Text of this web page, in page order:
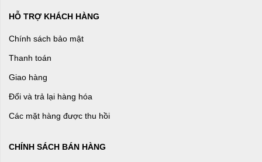
HỖ TRỢ KHÁCH HÀNG
Chính sách bảo mật
Thanh toán
Giao hàng
Đổi và trả lại hàng hóa
Các mặt hàng được thu hồi
CHÍNH SÁCH BÁN HÀNG